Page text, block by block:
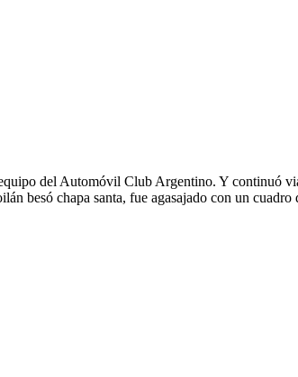
del Automóvil Club Argentino. Y continuó
besó chapa santa, fue agasajado con un